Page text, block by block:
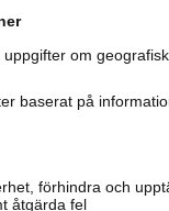
om geografisk
baserat på
förhindra och
åtgärda fel